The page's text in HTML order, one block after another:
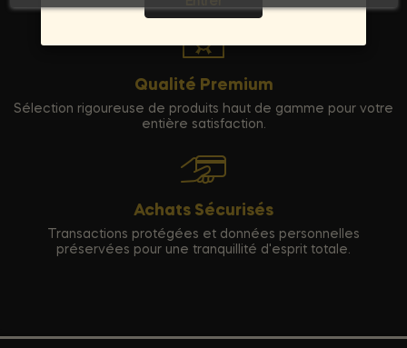
Qualité Premium
Sélection rigoureuse de produits haut de gamme pour votre
entière satisfaction.
Achats Sécurisés
Transactions protégées et données personnelles
préservées pour une tranquillité d'esprit totale.